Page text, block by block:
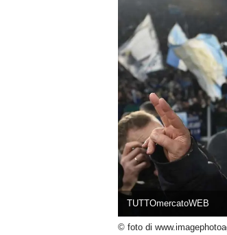
TUTTOmercatoWEB
© foto di